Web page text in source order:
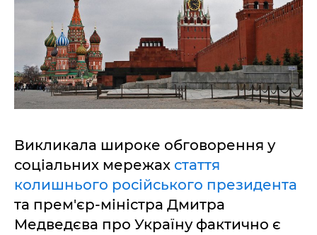
Викликала широке обговорення у
соціальних мережах стаття
колишнього російського президента
та прем'єр-міністра Дмитра
Медведєва про Україну фактично є